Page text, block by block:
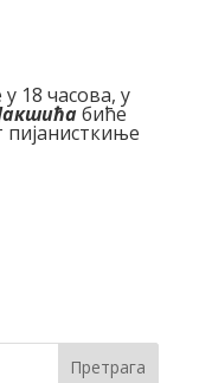
18 часова, у
биће
Претрага